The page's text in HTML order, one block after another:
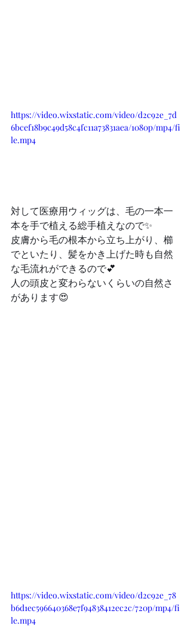
https://video.wixstatic.com/video/d2c92e_7d
6bcef18b9c49d58c4fc11a73831aea/1080p/mp4/fi
le.mp4
対して医療用ウィッグは、毛の一本一
本を手で植える総手植えなので✨
皮膚から毛の根本から立ち上がり、櫛
でといたり、髪をかき上げた時も自然
な毛流れができるので💕
人の頭皮と変わらないくらいの自然さ
があります😍
https://video.wixstatic.com/video/d2c92e_78
b6d1ec596640368e7f94838412ec2c/720p/mp4/fi
le.mp4